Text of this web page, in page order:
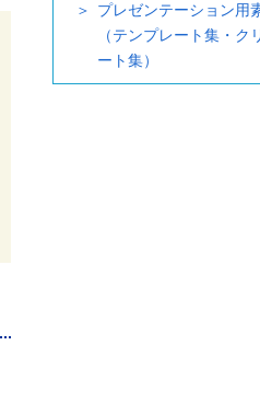
プレゼンテーション用
（テンプレート集・ク
ート集）